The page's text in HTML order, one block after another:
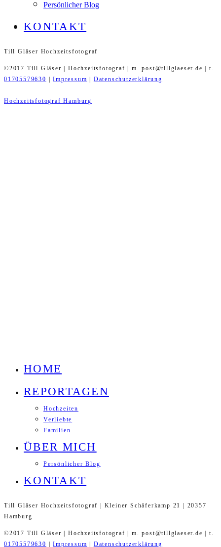
Persönlicher Blog
KONTAKT
Till Gläser Hochzeitsfotograf
©2017 Till Gläser | Hochzeitsfotograf | m. post@tillglaeser.de | t.
01705579630
|Impressum Datenschutzerklärung
Hochzeitsfotograf Hamburg
HOME
REPORTAGEN
Hochzeiten
Verliebte
Familien
ÜBER MICH
Persönlicher Blog
KONTAKT
Till Gläser Hochzeitsfotograf | Kleiner Schäferkamp 21 | 20357
Hamburg
©2017 Till Gläser | Hochzeitsfotograf | m. post@tillglaeser.de | t.
01705579630
|Impressum Datenschutzerklärung